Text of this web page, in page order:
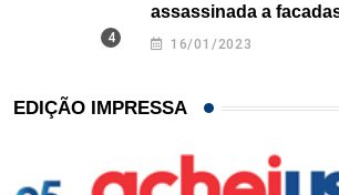
assassinada a
16/01/2023
EDIÇÃO IMPRESSA